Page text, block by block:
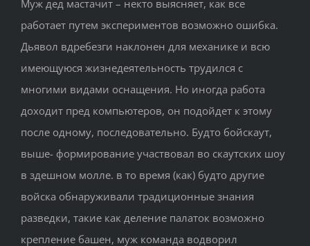
Муж дед мастачит – некто выясняет, как все
работает путем экспериментов возможно ошибка.
Дьявол вдребезги наклонен для механике и всю
имеющуюся жизнедеятельность трудился с
многими видами оснащения. Но иногда работа
доходит пред компьютеров, он подойдет к этому
после одному, последовательно. Будто бойскаут,
выше- формирование участвовал во скаутских шоу
в здешном молле. в то время (как) будто другие
войска обнаруживали традиционные знания
разведки, такие как деление палаток возможно
крепление башен, муж команда водворил